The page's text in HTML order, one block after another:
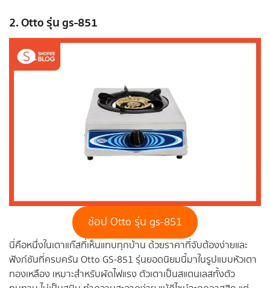
2. Otto รุ่น gs-851
ช้อป Otto รุ่น gs-851
นี่คือหนึ่งในเตาแก๊สที่เห็นแทบทุกบ้าน ด้วยราคาที่จับต้องง่ายและ
ฟังก์ชันที่ครบครัน Otto GS-851 รุ่นยอดนิยมนี้มาในรูปแบบหัวเตา
ทองเหลือง เหมาะสำหรับผัดไฟแรง ตัวเตาเป็นสแตนเลสทั้งตัว